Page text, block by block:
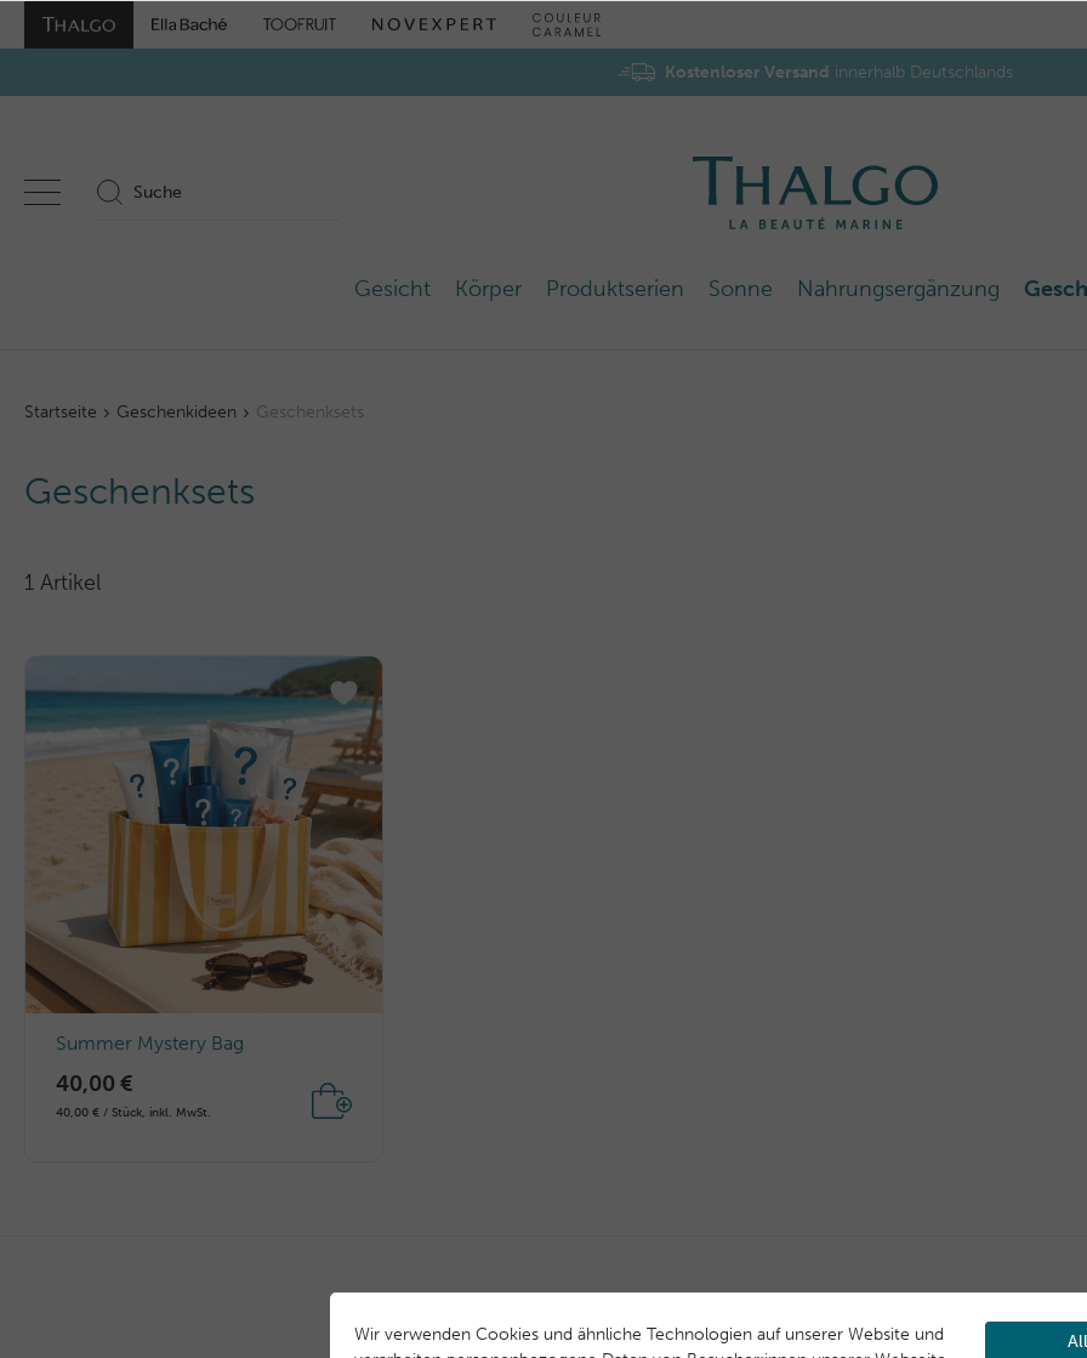
Kostenloser Versand innerhalb Deutschlands
Gesicht Körper Produktserien Sonne Nahrungsergänzung
Startseite Geschenkideen Geschenksets
Geschenksets
1 Artikel
Summer Mystery Bag
40,00 €
40,00 € / Stück, inkl. MwSt.
Wir verwenden Cookies und ähnliche Technologien auf unserer Website und